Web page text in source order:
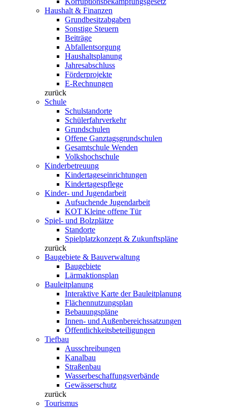
Haushalt & Finanzen
Grundbesitzabgaben
Sonstige Steuern
Beiträge
Abfallentsorgung
Haushaltsplanung
Jahresabschluss
Förderprojekte
E-Rechnungen
zurück
Schule
Schulstandorte
Schülerfahrverkehr
Grundschulen
Offene Ganztagsgrundschulen
Gesamtschule Wenden
Volkshochschule
Kinderbetreuung
Kindertageseinrichtungen
Kindertagespflege
Kinder- und Jugendarbeit
Aufsuchende Jugendarbeit
KOT Kleine offene Tür
Spiel- und Bolzplätze
Standorte
Spielplatzkonzept & Zukunftspläne
zurück
Baugebiete & Bauverwaltung
Baugebiete
Lärmaktionsplan
Bauleitplanung
Interaktive Karte der Bauleitplanung
Flächennutzungsplan
Bebauungspläne
Innen- und Außenbereichssatzungen
Öffentlichkeitsbeteiligungen
Tiefbau
Ausschreibungen
Kanalbau
Straßenbau
Wasserbeschaffungsverbände
Gewässerschutz
zurück
Tourismus